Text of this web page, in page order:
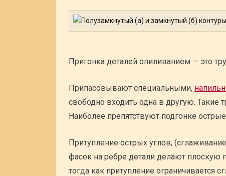
Пригонка деталей опиливанием — это
Припасовывают специальными,
свободно входить одна в другую. Такие
Наиболее препятствуют подгонке
Притупление острых углов,
фасок на ребре детали делают плоскую
тогда как притупление ограничивается